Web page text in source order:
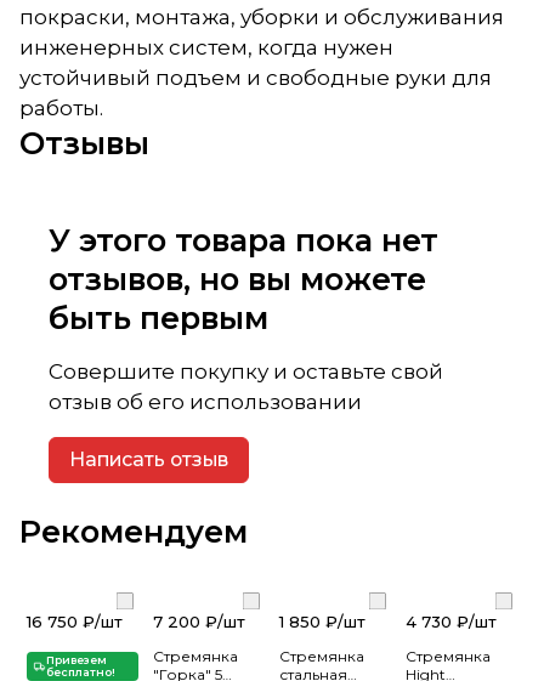
покраски, монтажа, уборки и обслуживания
инженерных систем, когда нужен
устойчивый подъем и свободные руки для
работы.
Отзывы
У этого товара пока нет
отзывов, но вы можете
быть первым
Совершите покупку и оставьте свой
отзыв об его использовании
Написать отзыв
Рекомендуем
16 750 ₽/шт
Привезем
бесплатно!
7 200 ₽/шт
Стремянка
"Горка" 5
1 850 ₽/шт
Стремянка
стальная
4 730 ₽/шт
Стремянка
Hight